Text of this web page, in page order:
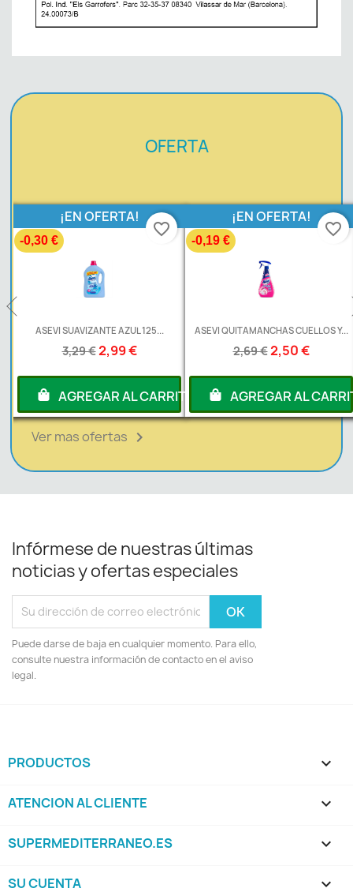
OFERTA
ASEVI SUAVIZANTE AZUL 125...
3,29 €2,99 €
¡EN OFERTA!
-0,30 €
AGREGAR AL CARRITO
favorite_border
ASEVI QUITAMANCHAS CUELLOS Y...
2,69 €2,50 €
¡EN OFERTA!
-0,19 €
AGREGAR AL
favorite_border
Ver mas ofertas 
Infórmese de nuestras últimas
noticias y ofertas especiales
Puede darse de baja en cualquier momento. Para ello,
consulte nuestra información de contacto en el aviso
legal.
PRODUCTOS 
ATENCION AL CLIENTE 
SUPERMEDITERRANEO.ES 
SU CUENTA 